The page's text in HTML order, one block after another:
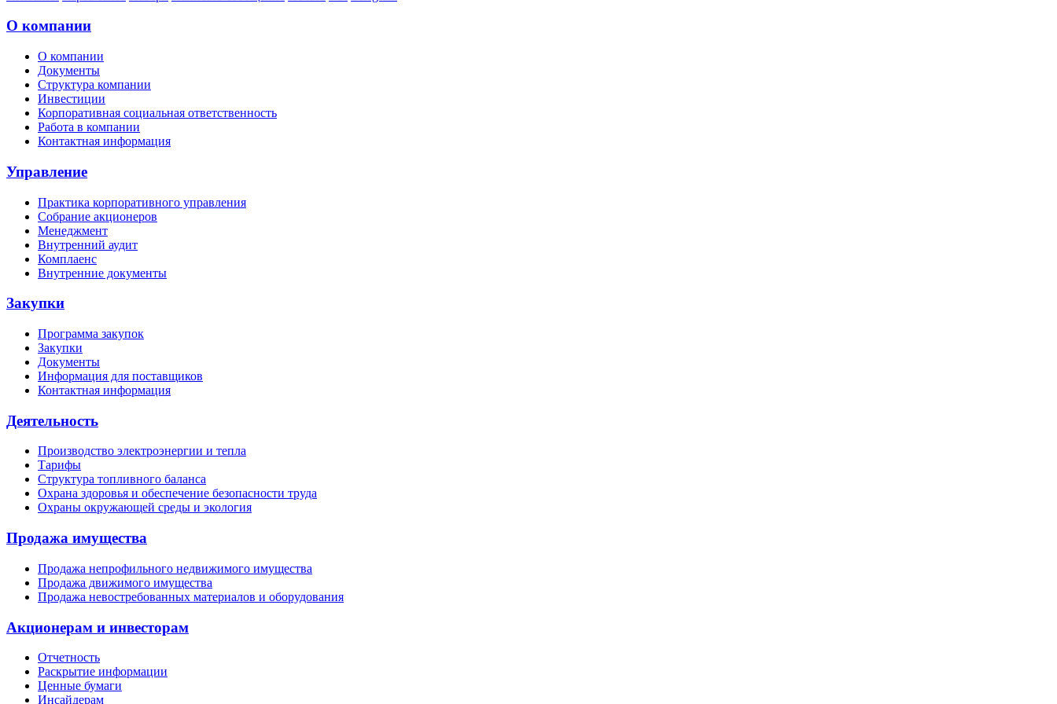
О компании
О компании
Документы
Структура компании
Инвестиции
Корпоративная социальная ответственность
Работа в компании
Контактная информация
Управление
Практика корпоративного управления
Собрание акционеров
Менеджмент
Внутренний аудит
Комплаенс
Внутренние документы
Закупки
Программа закупок
Закупки
Документы
Информация для поставщиков
Контактная информация
Деятельность
Производство электроэнергии и тепла
Тарифы
Структура топливного баланса
Охрана здоровья и обеспечение безопасности труда
Охраны окружающей среды и экология
Продажа имущества
Продажа непрофильного недвижимого имущества
Продажа движимого имущества
Продажа невостребованных материалов и оборудования
Акционерам и инвесторам
Отчетность
Раскрытие информации
Ценные бумаги
Инсайдерам